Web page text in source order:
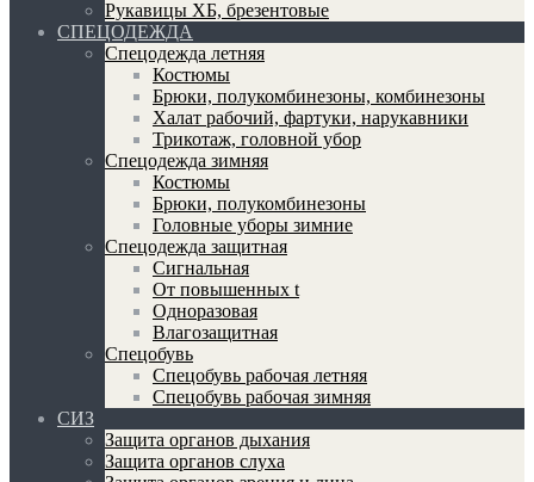
Рукавицы ХБ, брезентовые
СПЕЦОДЕЖДА
Спецодежда летняя
Костюмы
Брюки, полукомбинезоны, комбинезоны
Халат рабочий, фартуки, нарукавники
Трикотаж, головной убор
Спецодежда зимняя
Костюмы
Брюки, полукомбинезоны
Головные уборы зимние
Спецодежда защитная
Сигнальная
От повышенных t
Одноразовая
Влагозащитная
Спецобувь
Спецобувь рабочая летняя
Спецобувь рабочая зимняя
СИЗ
Защита органов дыхания
Защита органов слуха